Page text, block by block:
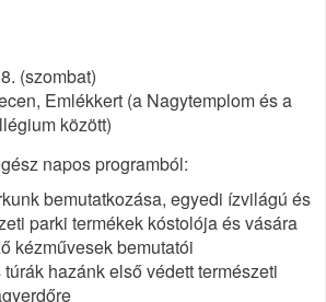
(szombat)
Emlékkert (a Nagytemplom és a
között)
napos programból:
bemutatkozása, egyedi ízvilágú és
parki termékek kóstolója és vására
kézművesek bemutatói
hazánk első védett természeti